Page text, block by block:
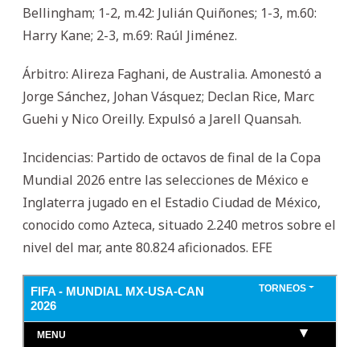
Bellingham; 1-2, m.42: Julián Quiñones; 1-3, m.60:
Harry Kane; 2-3, m.69: Raúl Jiménez.
Árbitro: Alireza Faghani, de Australia. Amonestó a
Jorge Sánchez, Johan Vásquez; Declan Rice, Marc
Guehi y Nico Oreilly. Expulsó a Jarell Quansah.
Incidencias: Partido de octavos de final de la Copa
Mundial 2026 entre las selecciones de México e
Inglaterra jugado en el Estadio Ciudad de México,
conocido como Azteca, situado 2.240 metros sobre el
nivel del mar, ante 80.824 aficionados. EFE